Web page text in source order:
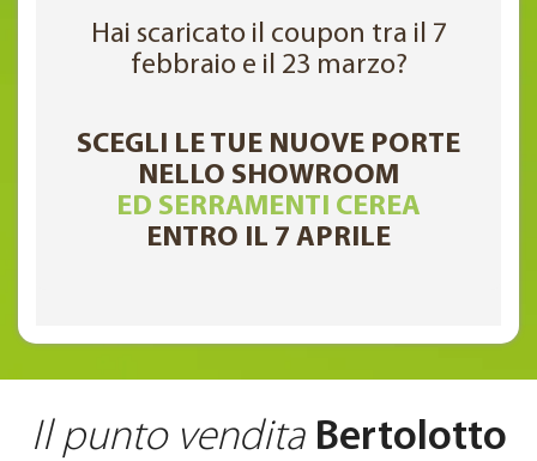
Hai scaricato il coupon tra il 7
febbraio e il 23 marzo?
SCEGLI LE TUE NUOVE PORTE
NELLO SHOWROOM
ED SERRAMENTI CEREA
ENTRO IL 7 APRILE
Il punto vendita Bertolotto